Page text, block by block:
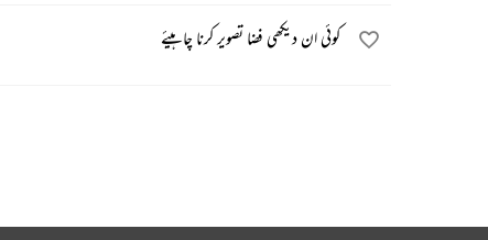
کوئی ان دیکھی فضا تصویر کرنا چاہیئے